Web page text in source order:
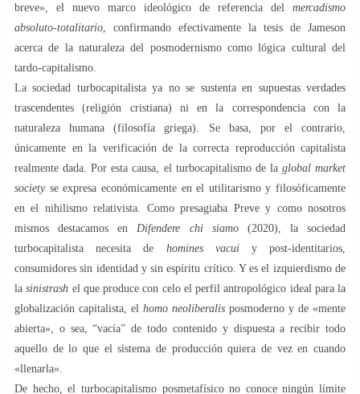
breve», el nuevo marco ideológico de referencia del mercadismo
absoluto-totalitario , confirmando efectivamente la tesis de Jameson
acerca de la naturaleza del posmodernismo como lógica cultural del
tardo-capitalismo.
La sociedad turbocapitalista ya no se sustenta en supuestas verdades
trascendentes (religión cristiana) ni en la correspondencia con la
naturaleza humana (filosofía griega). Se basa, por el contrario,
únicamente en la verificación de la correcta reproducción capitalista
realmente dada. Por esta causa, el turbocapitalismo de la global market
societyse expresa económicamente en el utilitarismo y filosóficamente
en el nihilismo relativista. Como presagiaba Preve y como nosotros
mismos destacamos en Difendere chi siamo (2020), la sociedad
turbocapitalista necesita de homines vacuiy post-identitarios,
consumidores sin identidad y sin espíritu crítico. Y es el izquierdismo de
lasinistrash el que produce con celo el perfil antropológico ideal para la
globalización capitalista, el homo neoliberalis posmoderno y de «mente
abierta», o sea, “vacía” de todo contenido y dispuesta a recibir todo
aquello de lo que el sistema de producción quiera de vez en cuando
«llenarla».
De hecho, el turbocapitalismo posmetafísico no conoce ningún límite